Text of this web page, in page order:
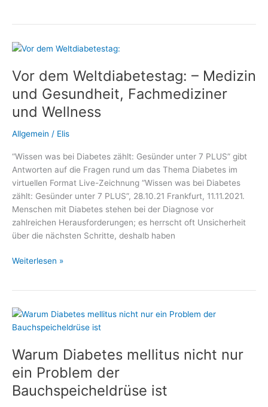
Fußsyndrom
Vor dem Weltdiabetestag: – Medizin
und Gesundheit, Fachmediziner
und Wellness
Allgemein / Elis
“Wissen was bei Diabetes zählt: Gesünder unter 7 PLUS” gibt
Antworten auf die Fragen rund um das Thema Diabetes im
virtuellen Format Live-Zeichnung “Wissen was bei Diabetes
zählt: Gesünder unter 7 PLUS”, 28.10.21 Frankfurt, 11.11.2021.
Menschen mit Diabetes stehen bei der Diagnose vor
zahlreichen Herausforderungen; es herrscht oft Unsicherheit
über die nächsten Schritte, deshalb haben
Vor
Medizin
und
Fachmediziner
und
Wellness
Weiterlesen »
Warum Diabetes mellitus nicht nur
ein Problem der
Bauchspeicheldrüse ist